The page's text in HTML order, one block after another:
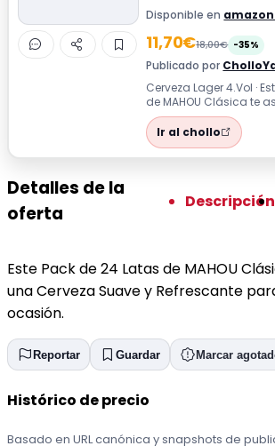
Disponible en amazon
11,70€18,00€ -35%
Publicado por
Cerveza Lager 4.Vol ·
de MAHOU Clásica te
Cerveza Suave y
cualquie...
Ir al chollo
Detalles de la
oferta
Descripción
Este Pack de 24 Latas de MAHOU
una Cerveza Suave y Refrescante
ocasión.
Reportar Guardar Marcar
Histórico de precio
Basado en URL canónica y snapshots de